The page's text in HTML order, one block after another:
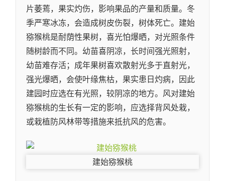
片萎蔫，果实灼伤，影响果品的产量和质量。冬
季严寒冰冻，会造成树皮伤裂，树体死亡。建始
猕猴桃是耐荫性果树，喜光怕爆晒，对光照条件
随树龄而不同。幼苗喜阴凉，长时间强光照射，
幼苗难存活；成年果树喜欢散射光多于直射光，
强光爆晒，会使叶缘焦枯，果实患日灼病，因此
建园时应选在有光照，较阴凉的地方。风对建始
猕猴桃的生长有一定的影响，应选择背风处栽，
或栽植防风林带等措施来抵抗风的危害。
建始猕猴桃